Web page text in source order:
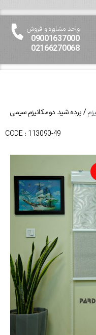
09001637000
02166270068
واحد مشاوره و فروش
/ پرده شید دومکانیزم سیمی
CODE : 113090-49